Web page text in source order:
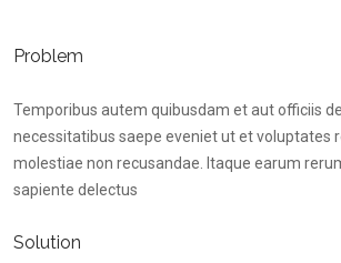
Problem
Temporibus autem quibusdam et aut officiis
necessitatibus saepe eveniet ut et voluptates
molestiae non recusandae. Itaque earum
sapiente delectus
Solution